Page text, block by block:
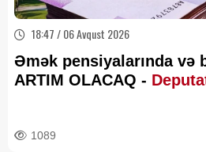
18:47 / 06 Avqust 2026
Əmək pensiyalarında və
ARTIM OLACAQ -
1089